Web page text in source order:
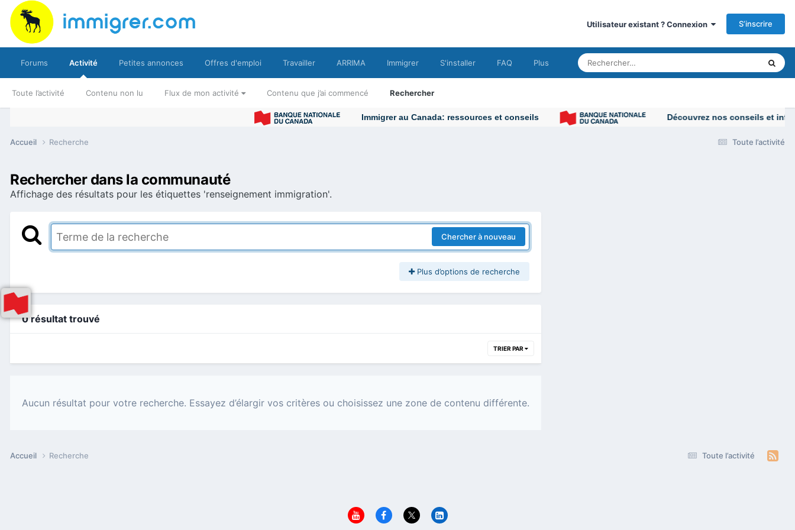
Utilisateur existant ? Connexion S’inscrire
Forums Activité
Toute l’activité Contenu non lu Flux de mon activité Contenu que j’ai commencé Rechercher
Petites annonces Offres d'emploi Travailler ARRIMA Immigrer S'installer FAQ Plus
Immigrer au Canada: ressources et conseils Découvrez nos conseils et
Toute l’activité
Accueil Recherche
Rechercher dans la communauté
Affichage des résultats pour les étiquettes 'renseignement immigration'.
Chercher à nouveau
Plus d’options de recherche
0 résultat trouvé
TRIER PAR
Aucun résultat pour votre recherche. Essayez d’élargir vos critères ou choisissez une zone de contenu différente.
Toute l’activité
Accueil Recherche